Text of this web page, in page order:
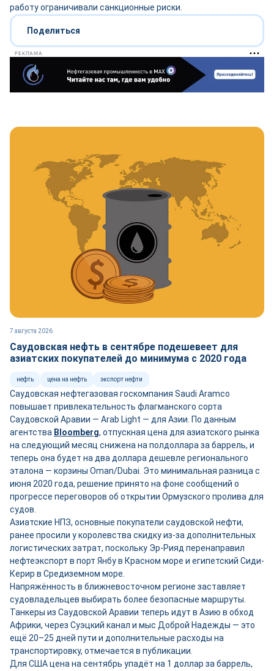
работу ограничивали санкционные риски.
Поделиться
РЕКЛАМА
7 августа 2026
Саудовская нефть в сентябре подешевеет для
азиатских покупателей до минимума с 2020 года
нефть цена на нефть экспорт нефти
Саудовская нефтегазовая госкомпания Saudi Aramco
повышает привлекательность флагманского сорта
Саудовской Аравии — Arab Light — для Азии. По данным
агентства Bloomberg, отпускная цена для азиатского рынка
на следующий месяц снижена на полдоллара за баррель, и
теперь она будет на два доллара дешевле регионального
эталона — корзины Oman/Dubai. Это минимальная разница с
июня 2020 года, решение принято на фоне сообщений о
прогрессе переговоров об открытии Ормузского пролива для
судов.
Азиатские НПЗ, основные покупатели саудовской нефти,
ранее просили у королевства скидку из-за дополнительных
логистических затрат, поскольку Эр-Рияд перенаправил
нефтеэкспорт в порт Янбу в Красном море и египетский Сиди-
Керир в Средиземном море.
Напряжённость в ближневосточном регионе заставляет
судовладельцев выбирать более безопасные маршруты.
Танкеры из Саудовской Аравии теперь идут в Азию в обход
Африки, через Суэцкий канал и мыс Доброй Надежды — это
ещё 20–25 дней пути и дополнительные расходы на
транспортировку, отмечается в публикации.
Для США цена на сентябрь упадёт на 1 доллар за баррель,